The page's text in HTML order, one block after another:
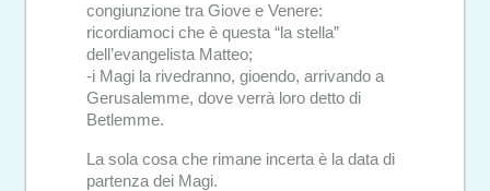
congiunzione tra Giove e Venere:
ricordiamoci che è questa “la stella”
dell’evangelista Matteo;
-i Magi la rivedranno, gioendo, arrivando a
Gerusalemme, dove verrà loro detto di
Betlemme.
La sola cosa che rimane incerta è la data di
partenza dei Magi.